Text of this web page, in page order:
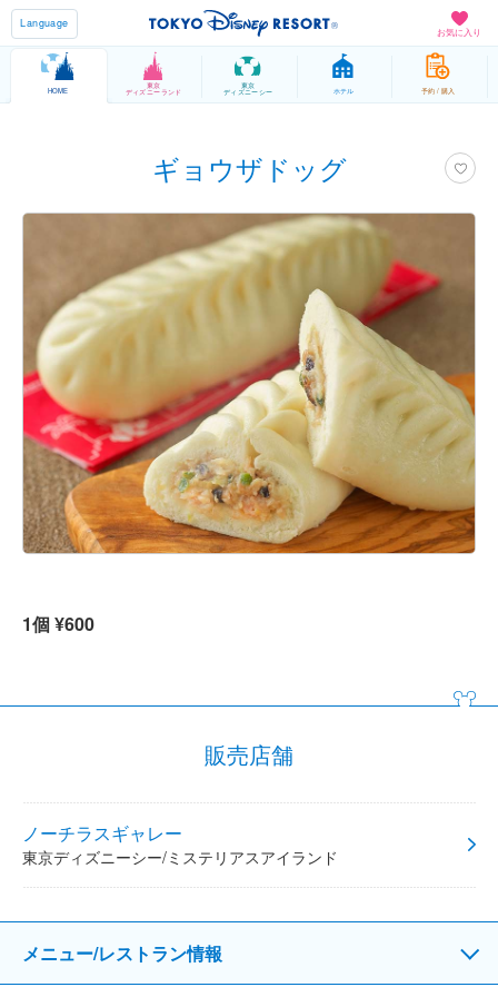
お気に入り
Language
HOME
東京
ディズニーランド
東京
ディズニーシー ホテル 予約 / 購入
ギョウザドッグ
1個 ¥600
販売店舗
ノーチラスギャレー
東京ディズニーシー/ミステリアスアイランド
メニュー/レストラン情報